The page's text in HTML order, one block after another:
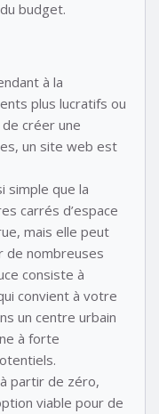
budget.
à la
plus lucratifs ou
créer une
un site web est
simple que la
carrés d’espace
mais elle peut
de nombreuses
consiste à
convient à votre
un centre urbain
à forte
partir de zéro,
viable pour de